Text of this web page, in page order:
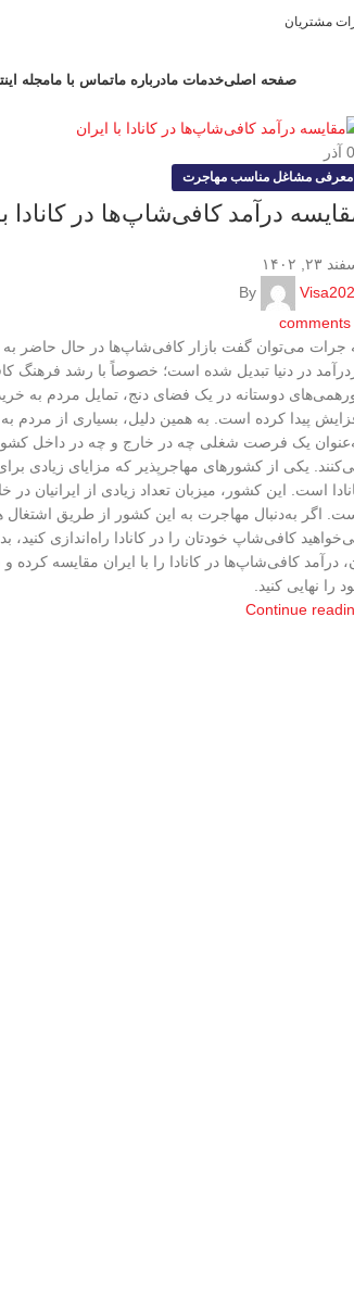
مشتریان
صفحه اصلیخدمات مادرباره ماتماس با مامجله
آذر
معرفی مشاغل مناسب مهاجرت
درآمد کافی‌شاپ‌ها در کانادا
۲۳, ۱۴۰۲
By
comments
جرات می‌توان گفت بازار کافی‌شاپ‌ها در حال حاضر
در دنیا تبدیل شده است؛ خصوصاً با رشد فرهنگ
دوستانه در یک فضای دنج، تمایل مردم به خرید
پیدا کرده است. به همین دلیل، بسیاری از مردم
یک فرصت شغلی چه در خارج و چه در داخل
یکی از کشورهای مهاجرپذیر که مزایای زیادی
است. این کشور، میزبان تعداد زیادی از ایرانیان در
اگر به‌دنبال مهاجرت به این کشور از طریق اشتغال
کافی‌شاپ خودتان را در کانادا راه‌اندازی کنید،
درآمد کافی‌شاپ‌ها در کانادا را با ایران مقایسه
را نهایی کنید.
Continue